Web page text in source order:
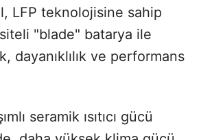
LFP teknolojisine sahip
"blade" batarya ile
dayanıklılık ve performans
seramik ısıtıcı gücü